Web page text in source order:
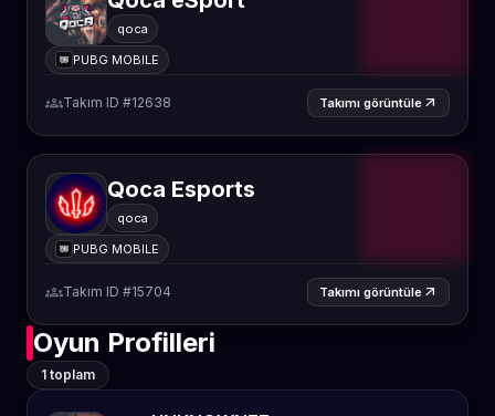
qoca
PUBG MOBILE
groupsTakım ID #12638 Takımı görüntüle arrow_outward
Qoca Esports
qoca
PUBG MOBILE
groupsTakım ID #15704 Takımı görüntüle arrow_outward
Oyun Profilleri
1 toplam